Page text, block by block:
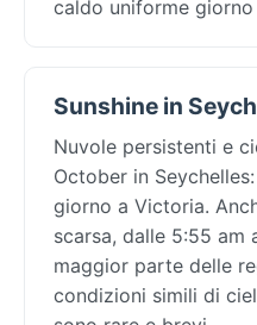
caldo uniforme
Sunshine in
Nuvole persistenti e
October in
giorno a Victoria.
scarsa, dalle 5:55 am
maggior parte delle
condizioni simili di